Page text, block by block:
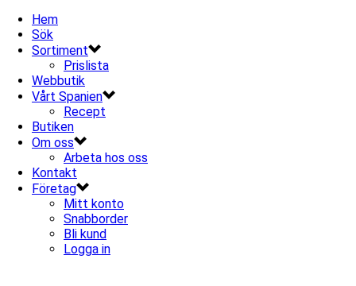
Hem
Sök
Sortiment
Prislista
Webbutik
Vårt Spanien
Recept
Butiken
Om oss
Arbeta hos oss
Kontakt
Företag
Mitt konto
Snabborder
Bli kund
Logga in